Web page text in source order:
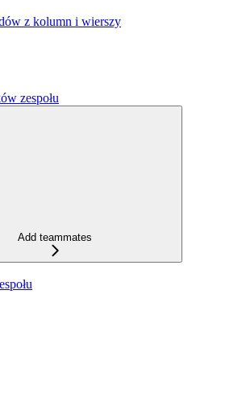
z kolumn i wierszy
zespołu
Add teammates